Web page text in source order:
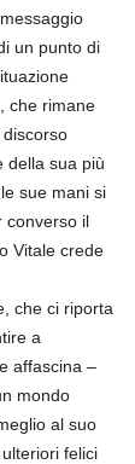
un punto di
che rimane
della sua più
sue mani si
converso il
Vitale crede
che ci riporta
a
affascina –
mondo
al suo
felici